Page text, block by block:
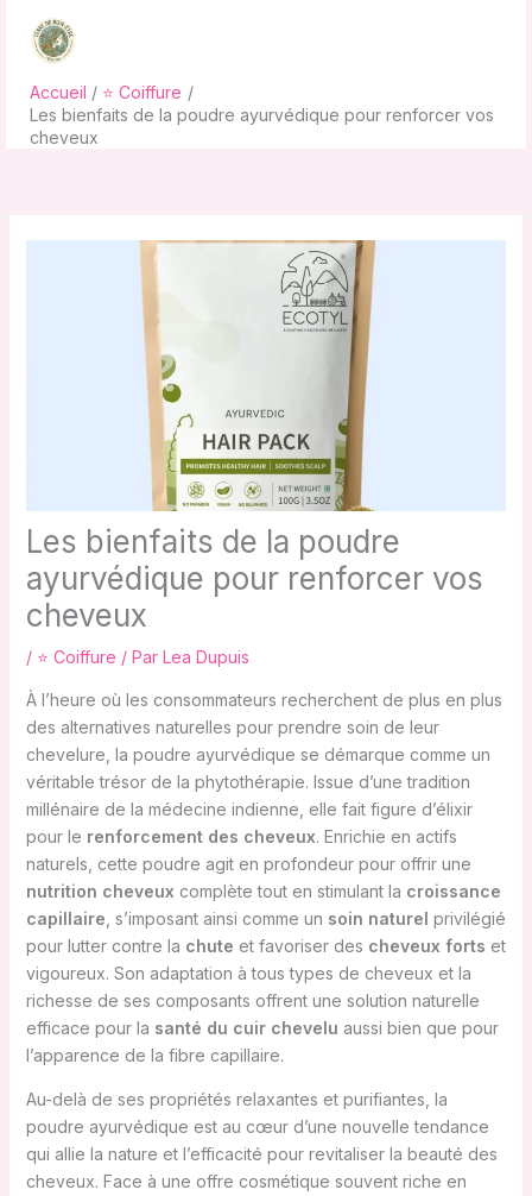
contenu
Accueil
⭐ Coiffure
Les bienfaits de la poudre ayurvédique pour renforcer vos
cheveux
Les bienfaits de la poudre
ayurvédique pour renforcer vos
cheveux
/ ⭐ Coiffure / Par Lea Dupuis
À l’heure où les consommateurs recherchent de plus en plus
des alternatives naturelles pour prendre soin de leur
chevelure, la poudre ayurvédique se démarque comme un
véritable trésor de la phytothérapie. Issue d’une tradition
millénaire de la médecine indienne, elle fait figure d’élixir
pour le renforcement des cheveux. Enrichie en actifs
naturels, cette poudre agit en profondeur pour offrir une
nutrition cheveux complète tout en stimulant la croissance
capillaire , s’imposant ainsi comme un soin naturel privilégié
pour lutter contre la chute et favoriser des cheveux forts et
vigoureux. Son adaptation à tous types de cheveux et la
richesse de ses composants offrent une solution naturelle
efficace pour la santé du cuir chevelu aussi bien que pour
l’apparence de la fibre capillaire.
Au-delà de ses propriétés relaxantes et purifiantes, la
poudre ayurvédique est au cœur d’une nouvelle tendance
qui allie la nature et l’efficacité pour revitaliser la beauté des
cheveux. Face à une offre cosmétique souvent riche en